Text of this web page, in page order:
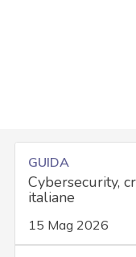
GUIDA
Cybersecurity,
italiane
15 Mag 2026